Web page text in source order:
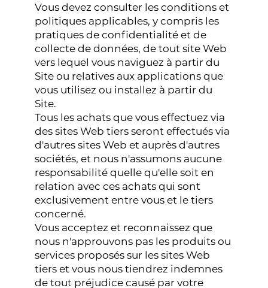
Vous devez consulter les conditions et
politiques applicables, y compris les
pratiques de confidentialité et de
collecte de données, de tout site Web
vers lequel vous naviguez à partir du
Site ou relatives aux applications que
vous utilisez ou installez à partir du
Site.
Tous les achats que vous effectuez via
des sites Web tiers seront effectués via
d'autres sites Web et auprès d'autres
sociétés, et nous n'assumons aucune
responsabilité quelle qu'elle soit en
relation avec ces achats qui sont
exclusivement entre vous et le tiers
concerné.
Vous acceptez et reconnaissez que
nous n'approuvons pas les produits ou
services proposés sur les sites Web
tiers et vous nous tiendrez indemnes
de tout préjudice causé par votre